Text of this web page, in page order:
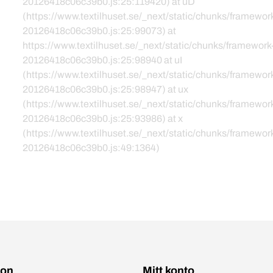
(https://www.textilhuset.se/_next/static/chunks/
20126418c06c39b0.js:25:99073) at
https://www.textilhuset.se/_next/static/chunks/
20126418c06c39b0.js:25:98940 at uI
(https://www.textilhuset.se/_next/static/chunks/
20126418c06c39b0.js:25:98947) at ux
(https://www.textilhuset.se/_next/static/chunks/
20126418c06c39b0.js:25:93986) at x
(https://www.textilhuset.se/_next/static/chunks/
20126418c06c39b0.js:49:1364)